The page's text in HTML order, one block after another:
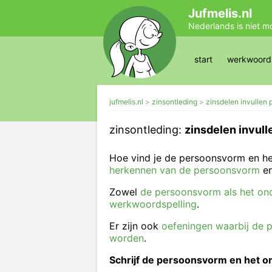
Jufmelis.nl
Nederlands is niet
start
jufmelis.nl zinsontleding zinsdelen invullen
zinsontleding: zinsdelen
Hoe vind je de persoonsvorm en
herkennen van de persoonsvorm
Zowel de persoonsvorm als het
werkwoordspelling.
Er zijn ook oefeningen waarbij de
worden.
Schrijf de persoonsvorm en het